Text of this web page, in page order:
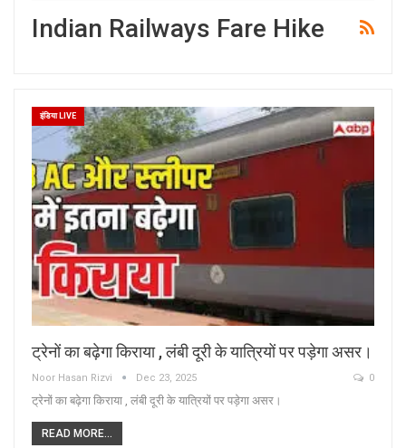
Indian Railways Fare Hike
इंडिया LIVE
ट्रेनों का बढ़ेगा किराया , लंबी दूरी के यात्रियों पर पड़ेगा असर।
Noor Hasan Rizvi Dec 23, 2025 0
ट्रेनों का बढ़ेगा किराया , लंबी दूरी के यात्रियों पर पड़ेगा असर।
READ MORE...